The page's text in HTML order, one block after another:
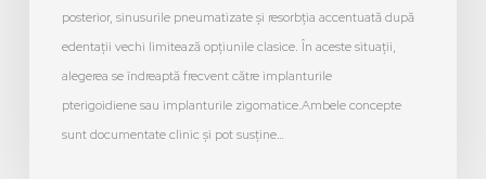
posterior, sinusurile pneumatizate și resorbția accentuată după
edentații vechi limitează opțiunile clasice. În aceste situații,
alegerea se îndreaptă frecvent către implanturile
pterigoidiene sau implanturile zigomatice.Ambele concepte
sunt documentate clinic și pot susține…